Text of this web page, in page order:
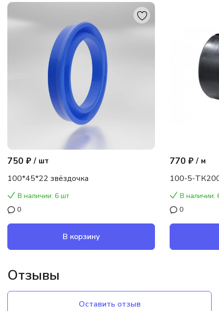
750 ₽ / шт
100*45*22 звёздочка
В наличии: 6 шт
0
В корзину
770 ₽ / м
100-5-
В наличии:
0
Отзывы
Оставить отзыв